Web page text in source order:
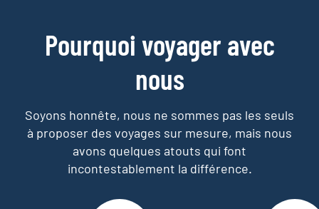
Pourquoi voyager avec
nous
Soyons honnête, nous ne sommes pas les seuls
à proposer des voyages sur mesure, mais nous
avons quelques atouts qui font
incontestablement la différence.